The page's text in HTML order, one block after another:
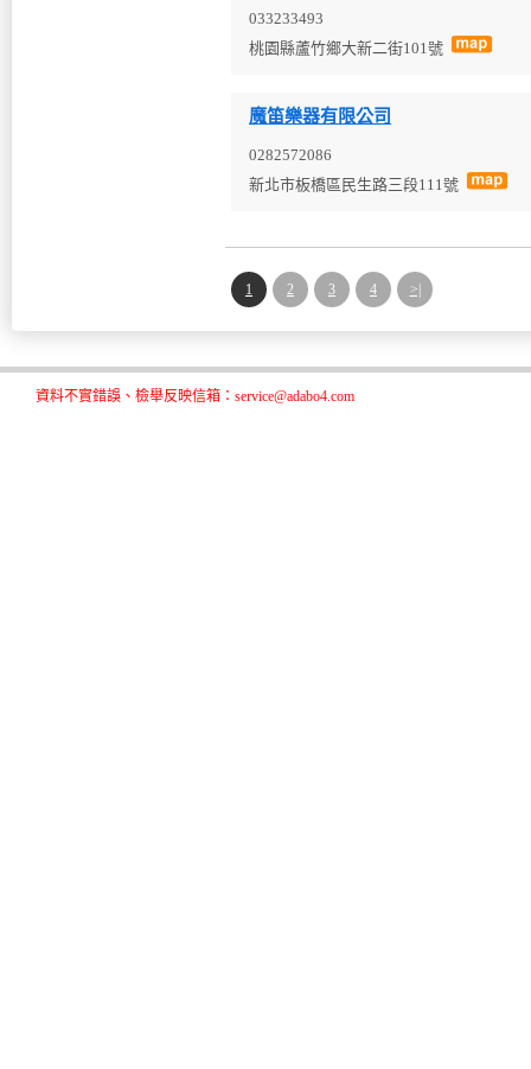
033233493
桃園縣蘆竹鄉大新二街101號
魔笛樂器有限公司
0282572086
新北市板橋區民生路三段111號
1 2 3 4 >|
資料不實錯誤、檢舉反映信箱：service@adabo4.com